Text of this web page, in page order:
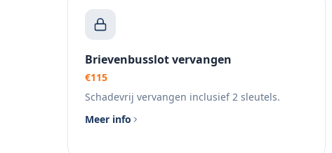
Brievenbusslot vervangen
€115
Schadevrij vervangen inclusief 2 sleutels.
Meer info